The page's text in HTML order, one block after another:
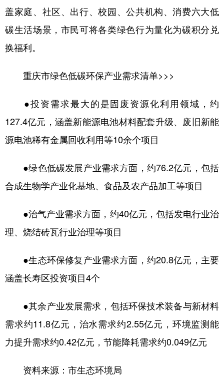
盖家庭、社区、出行、校园、公共机构、消费六大低
碳生活场景，市民可将各类绿色行为量化为碳积分兑
换福利。
重庆市绿色低碳环保产业需求清单>>>
●投资需求最大的是固废资源化利用领域，约
127.4亿元，涵盖新能源电池材料配套升级、废旧新能
源电池稀有金属回收利用等10余个项目
●绿色低碳发展产业需求方面，约76.2亿元，包括
合成生物学产业化基地、食品及农产品加工等项目
●治气产业需求方面，约40亿元，包括发电行业治
理、烧结砖瓦行业治理等项目
●生态环保修复产业需求方面，约20.8亿元，主要
涵盖长寿区投资项目4个
●其余产业发展需求，包括环保技术装备与新材料
需求约11.8亿元，治水需求约2.55亿元，环境监测能
力提升需求约0.42亿元，节能降耗需求约0.049亿元
资料来源：市生态环境局